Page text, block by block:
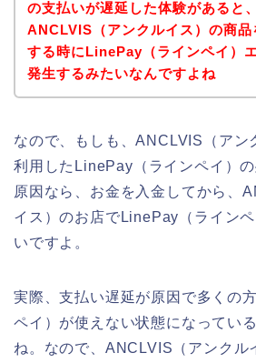
の支払いが遅延した体験があると、
ANCLVIS（アンクルイス）の商品
する時にLinePay（ラインペイ）
発生するみたいなんですよね
なので、もしも、ANCLVIS（アン
利用したLinePay（ラインペイ）
原因なら、お金を入金してから、
イス）のお店でLinePay（ライン
いですよ。
実際、支払い遅延が原因で多くの
ペイ）が使えない状態になってい
ね。なので、ANCLVIS（アンクル